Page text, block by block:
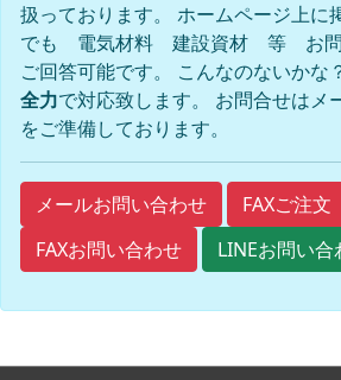
扱っております。 ホームページ上に
でも 電気材料 建設資材 等 お問
ご回答可能です。 こんなのないかな
全力で対応致します。 お問合せはメ
をご準備しております。
メールお問い合わせ
FAXご注文
FAXお問い合わせ
LINEお問い合